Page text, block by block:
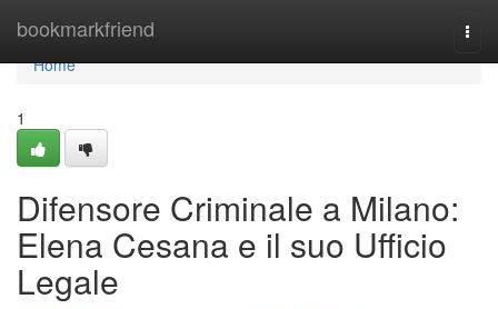
bookmarkfriend
Home
Home
1
Difensore Criminale a Milano:
Elena Cesana e il suo Ufficio
Legale